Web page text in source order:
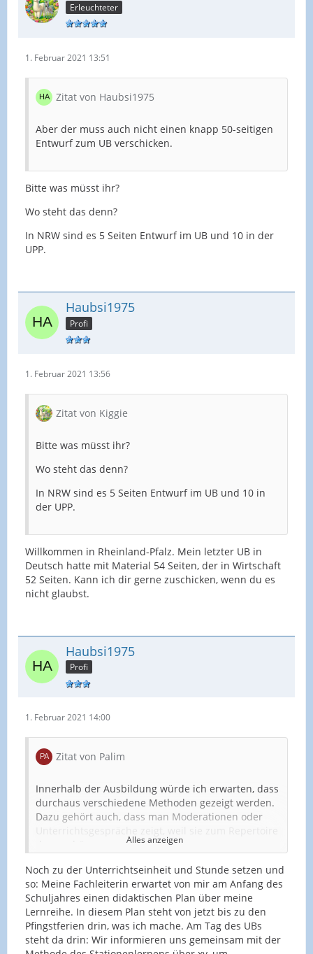
Erleuchteter
1. Februar 2021 13:51
Zitat von Haubsi1975
Aber der muss auch nicht einen knapp 50-seitigen
Entwurf zum UB verschicken.
Bitte was müsst ihr?
Wo steht das denn?
In NRW sind es 5 Seiten Entwurf im UB und 10 in der
UPP.
Haubsi1975
Profi
1. Februar 2021 13:56
Zitat von Kiggie
Bitte was müsst ihr?
Wo steht das denn?
In NRW sind es 5 Seiten Entwurf im UB und 10 in
der UPP.
Willkommen in Rheinland-Pfalz. Mein letzter UB in
Deutsch hatte mit Material 54 Seiten, der in Wirtschaft
52 Seiten. Kann ich dir gerne zuschicken, wenn du es
nicht glaubst.
Haubsi1975
Profi
1. Februar 2021 14:00
Zitat von Palim
Innerhalb der Ausbildung würde ich erwarten, dass
durchaus verschiedene Methoden gezeigt werden.
Dazu gehört auch, dass man Moderationen oder
Sich auf den Standpunkt zu stellen, niemand könne
das oder habe Ideen und die Klasse sei zu schwach
und dazu nicht in der Lage, ist eine meiner
Meinung nach Merkwürdige Haltung für eine
Lehrkraft. Ist es nicht die Aufgabe der Lehrkraft, die
Schüler gerade darin zu bestärken?
Alles anzeigen
Noch zu der Unterrichtseinheit und Stunde setzen und
so: Meine Fachleiterin erwartet von mir am Anfang des
Schuljahres einen didaktischen Plan über meine
Lernreihe. In diesem Plan steht von jetzt bis zu den
Pfingstferien drin, was ich mache. Am Tag des UBs
steht da drin: Wir informieren uns gemeinsam mit der